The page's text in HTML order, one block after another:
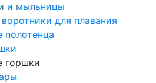
и мыльницы
для плавания
полотенца
горшки